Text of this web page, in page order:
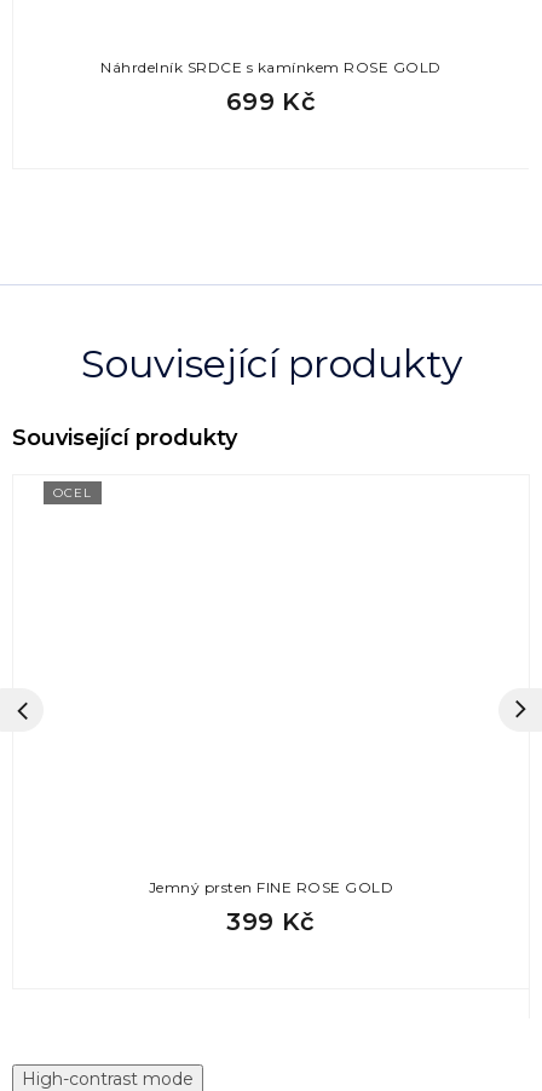
Související produkty
OCEL
Jemný prsten FINE ROSE GOLD
399 Kč
Náhrdelník SRDCE s kamínkem ROSE GOLD
699 Kč
High-contrast mode